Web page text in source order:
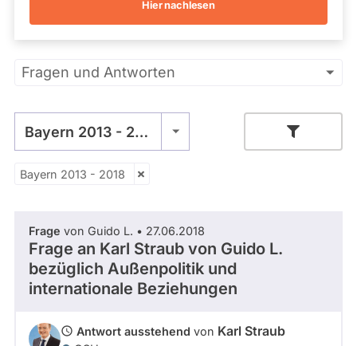
Kandidaturen
und
Mandaten
nicht
berücksichtigt.
Hier nachlesen
Primäre
Fragen und Antworten
Bayern 2013 - 2018
Zeitraum
Thema
- Alle -
Antwort Status
- Alle -
Bayern 2013 - 2018
Frage von Guido L. • 27.06.2018
Frage an Karl Straub von Guido L.
bezüglich Außenpolitik und
internationale Beziehungen
Antwort ausstehend von Karl Straub